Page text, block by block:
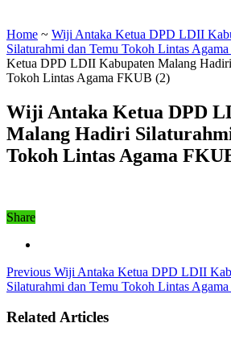
Home ~ Wiji Antaka Ketua DPD LDII
Silaturahmi dan Temu Tokoh Lintas
Ketua DPD LDII Kabupaten Malang
Tokoh Lintas Agama FKUB (2)
Wiji Antaka Ketua DPD
Malang Hadiri
Tokoh Lintas Agama
Share
Previous Wiji Antaka Ketua DPD LDII
Silaturahmi dan Temu Tokoh Lintas
Related Articles